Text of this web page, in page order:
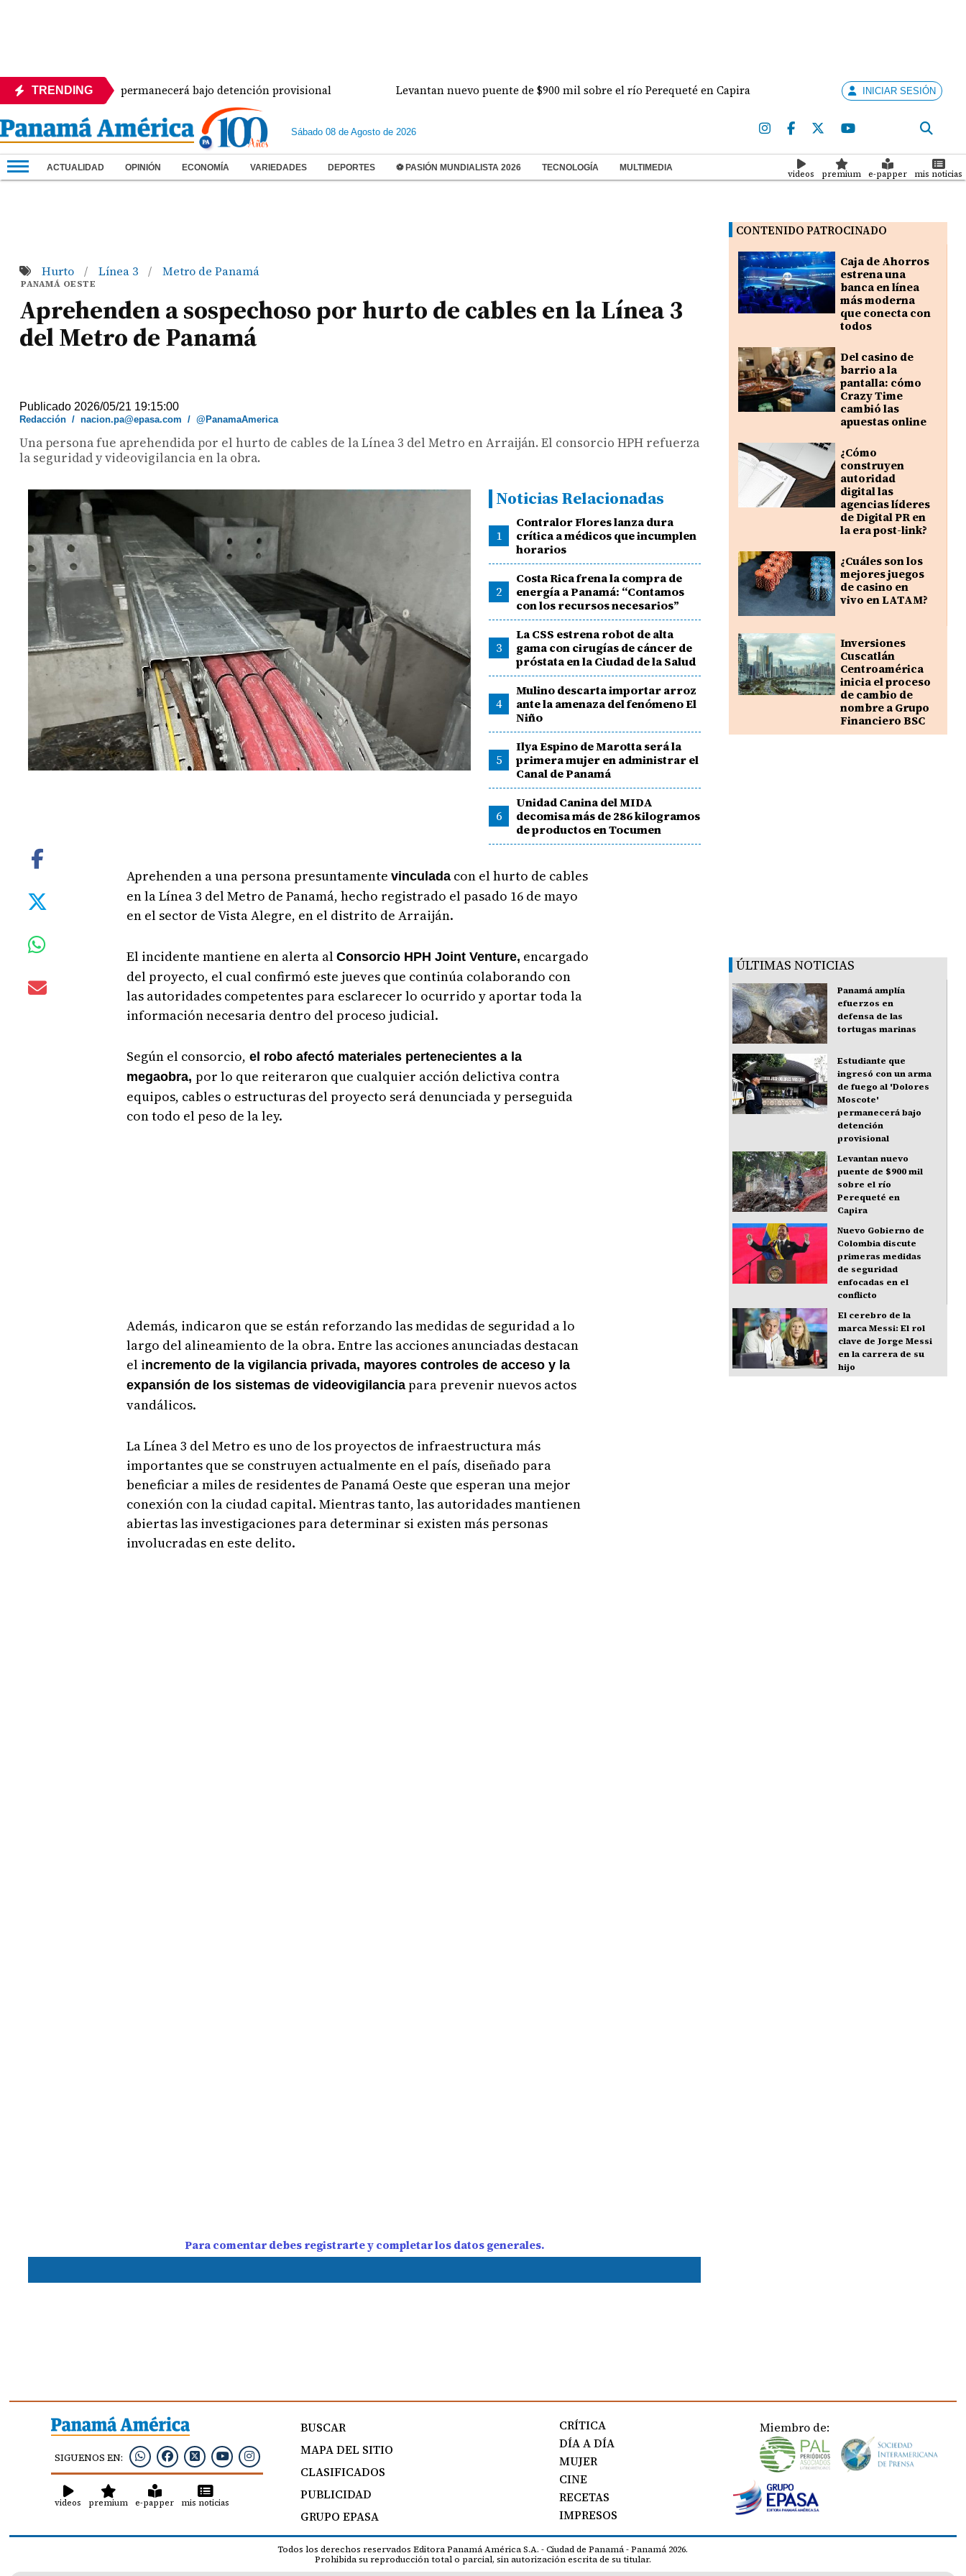
TRENDING
Moscote' permanecerá bajo detención provisional Levantan nuevo puente de $900 mil sobre el río Perequeté en Capira Nuevo Gobierno de Colombia
INICIAR SESIÓN
Sábado 08 de Agosto de 2026
ACTUALIDAD OPINIÓN ECONOMÍA VARIEDADES DEPORTES ⚽ PASIÓN MUNDIALISTA 2026 TECNOLOGÍA MULTIMEDIA
videos premium e-papper mis noticias
Hurto / Línea 3 / Metro de Panamá
PANAMÁ OESTE
Aprehenden a sospechoso por hurto de cables en la Línea 3
del Metro de Panamá
Publicado 2026/05/21 19:15:00
Redacción /nacion.pa@epasa.com /@PanamaAmerica
Una persona fue aprehendida por el hurto de cables de la Línea 3 del Metro en Arraiján. El consorcio HPH refuerza
la seguridad y videovigilancia en la obra.
Noticias Relacionadas
1
Contralor Flores lanza dura
crítica a médicos que incumplen
horarios
2
Costa Rica frena la compra de
energía a Panamá: “Contamos
con los recursos necesarios”
3
La CSS estrena robot de alta
gama con cirugías de cáncer de
próstata en la Ciudad de la Salud
4
Mulino descarta importar arroz
ante la amenaza del fenómeno El
Niño
5
Ilya Espino de Marotta será la
primera mujer en administrar el
Canal de Panamá
6
Unidad Canina del MIDA
decomisa más de 286 kilogramos
de productos en Tocumen
Aprehenden a una persona presuntamente vinculadacon el hurto de cables
en la Línea 3 del Metro de Panamá, hecho registrado el pasado 16 de mayo
en el sector de Vista Alegre, en el distrito de Arraiján.
El incidente mantiene en alerta al Consorcio HPH Joint Venture, encargado
del proyecto, el cual confirmó este jueves que continúa colaborando con
las autoridades competentes para esclarecer lo ocurrido y aportar toda la
información necesaria dentro del proceso judicial.
Según el consorcio, el robo afectó materiales pertenecientes a la
megaobra, por lo que reiteraron que cualquier acción delictiva contra
equipos, cables o estructuras del proyecto será denunciada y perseguida
con todo el peso de la ley.
Además, indicaron que se están reforzando las medidas de seguridad a lo
largo del alineamiento de la obra. Entre las acciones anunciadas destacan
el incremento de la vigilancia privada, mayores controles de acceso y la
expansión de los sistemas de videovigilanciapara prevenir nuevos actos
vandálicos.
La Línea 3 del Metro es uno de los proyectos de infraestructura más
importantes que se construyen actualmente en el país, diseñado para
beneficiar a miles de residentes de Panamá Oeste que esperan una mejor
conexión con la ciudad capital. Mientras tanto, las autoridades mantienen
abiertas las investigaciones para determinar si existen más personas
involucradas en este delito.
Para comentar debes registrarte y completar los datos generales.
CONTENIDO PATROCINADO
Caja de Ahorros
estrena una
banca en línea
más moderna
que conecta con
todos
Del casino de
barrio a la
pantalla: cómo
Crazy Time
cambió las
apuestas online
¿Cómo
construyen
autoridad
digital las
agencias líderes
de Digital PR en
la era post-link?
¿Cuáles son los
mejores juegos
de casino en
vivo en LATAM?
Inversiones
Cuscatlán
Centroamérica
inicia el proceso
de cambio de
nombre a Grupo
Financiero BSC
ÚLTIMAS NOTICIAS
Panamá amplía
efuerzos en
defensa de las
tortugas marinas
Estudiante que
ingresó con un arma
de fuego al 'Dolores
Moscote'
permanecerá bajo
detención
provisional
Levantan nuevo
puente de $900 mil
sobre el río
Perequeté en
Capira
Nuevo Gobierno de
Colombia discute
primeras medidas
de seguridad
enfocadas en el
conflicto
El cerebro de la
marca Messi: El rol
clave de Jorge Messi
en la carrera de su
hijo
SIGUENOS EN:
videos premium e-papper mis noticias
BUSCAR
MAPA DEL SITIO
CLASIFICADOS
PUBLICIDAD
GRUPO EPASA
CRÍTICA
DÍA A DÍA
MUJER
CINE
RECETAS
IMPRESOS
Miembro de:
Todos los derechos reservados Editora Panamá América S.A. - Ciudad de Panamá - Panamá 2026.
Prohibida su reproducción total o parcial, sin autorización escrita de su titular.